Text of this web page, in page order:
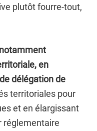
plutôt fourre-tout,
en
délégation de
territoriales pour
et en élargissant
réglementaire